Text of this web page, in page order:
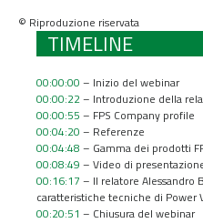
© Riproduzione riservata
TIMELINE
00:00:00 – Inizio del webinar
00:00:22– Introduzione della
00:00:55 – FPS Company profile
00:04:20 – Referenze
00:04:48 – Gamma dei prodotti
00:08:49 – Video di
00:16:17 – Il relatore Alessandro
caratteristiche tecniche di Power
00:20:51 – Chiusura del webinar